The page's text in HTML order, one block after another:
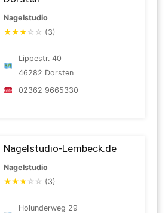
Nagelstudio
★★★ ☆ ☆ (3)
Lippestr. 40
46282 Dorsten
02362 9665330
Nagelstudio-Lembeck.de
Nagelstudio
★★★ ☆ ☆ (3)
Holunderweg 29